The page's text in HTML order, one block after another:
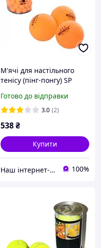
М'ячі для настільного
тенісу (пінг-понгу) SP
сумці-чохлі
Готово до відправки
3.0 (2)
538₴
Купити
Наш інтернет-магазин: sportivnie-tovari.com.ua 100%